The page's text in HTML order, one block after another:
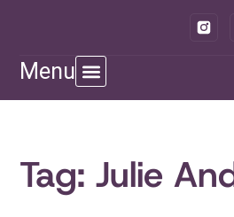
Menu
Tag: Julie